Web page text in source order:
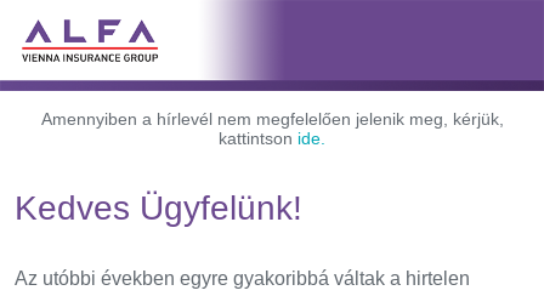
Amennyiben a hírlevél nem megfelelően jelenik meg, kérjük,
kattintson ide.
Kedves Ügyfelünk!
Az utóbbi években egyre gyakoribbá váltak a hirtelen